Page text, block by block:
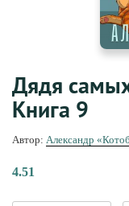
Дядя
Книга 9
Автор: Александр
4.51